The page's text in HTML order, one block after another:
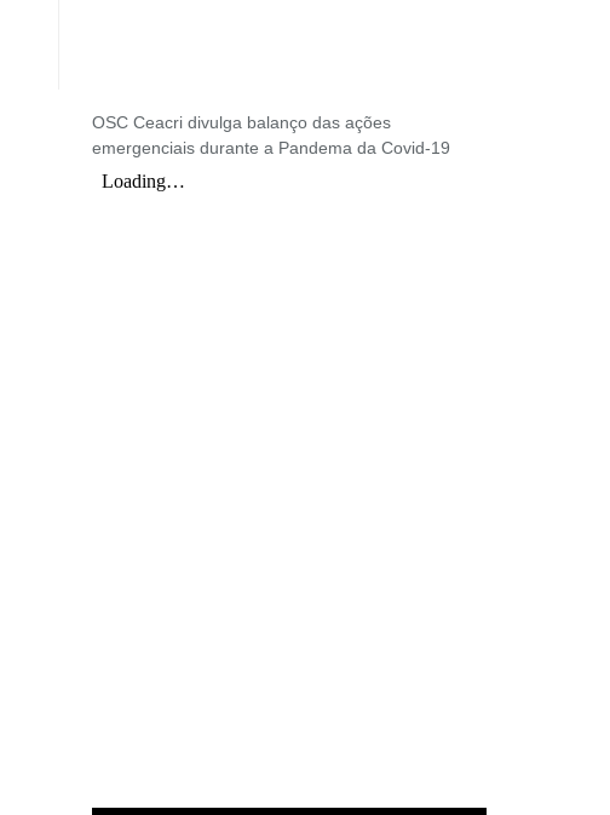
OSC Ceacri divulga balanço das ações
emergenciais durante a Pandema da Covid-19